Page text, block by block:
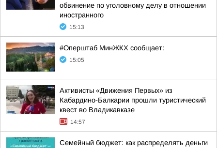
обвинение по уголовному делу в отношении
иностранного
15:13
#Оперштаб МинЖКХ сообщает:
15:05
Активисты «Движения Первых» из
Кабардино-Балкарии прошли туристический
квест во Владикавказе
14:57
Семейный бюджет: как распределять деньги